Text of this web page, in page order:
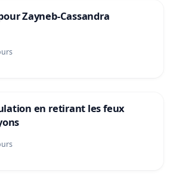
Zayneb-Cassandra
en retirant les feux